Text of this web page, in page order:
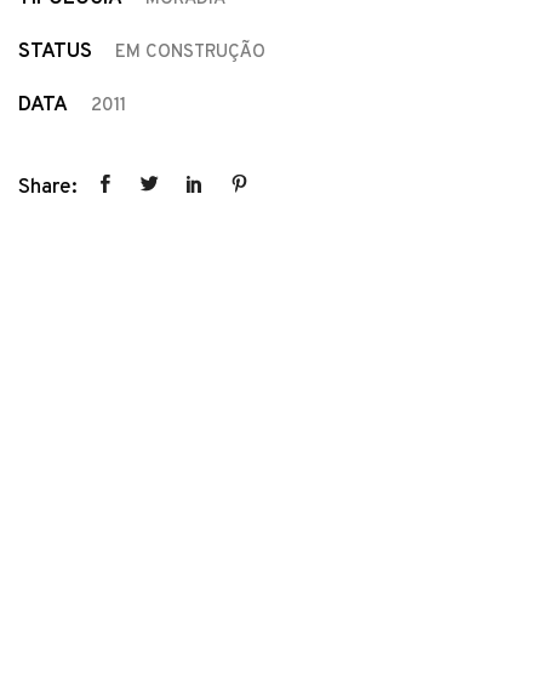
STATUS EM CONSTRUÇÃO
DATA 2011
Share: